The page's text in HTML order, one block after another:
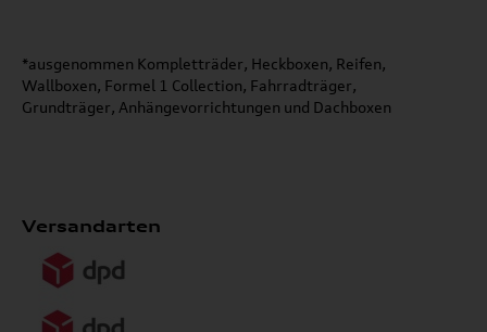
*ausgenommen Kompletträder, Heckboxen, Reifen,
Wallboxen, Formel 1 Collection, Fahrradträger,
Grundträger, Anhängevorrichtungen und Dachboxen
Versandarten